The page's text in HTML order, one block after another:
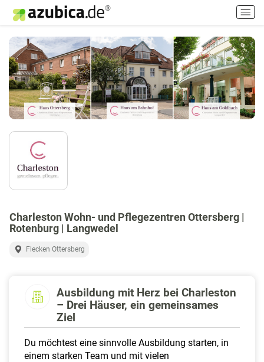
H
a
u
p
t
m
e
n
ü
s
t
Charleston Wohn- und Pflegezentren Ottersberg |
Rotenburg | Langwedel
Flecken Ottersberg
Ausbildung mit Herz bei Charleston
– Drei Häuser, ein gemeinsames
Ziel
Du möchtest eine sinnvolle Ausbildung starten, in
einem starken Team und mit vielen